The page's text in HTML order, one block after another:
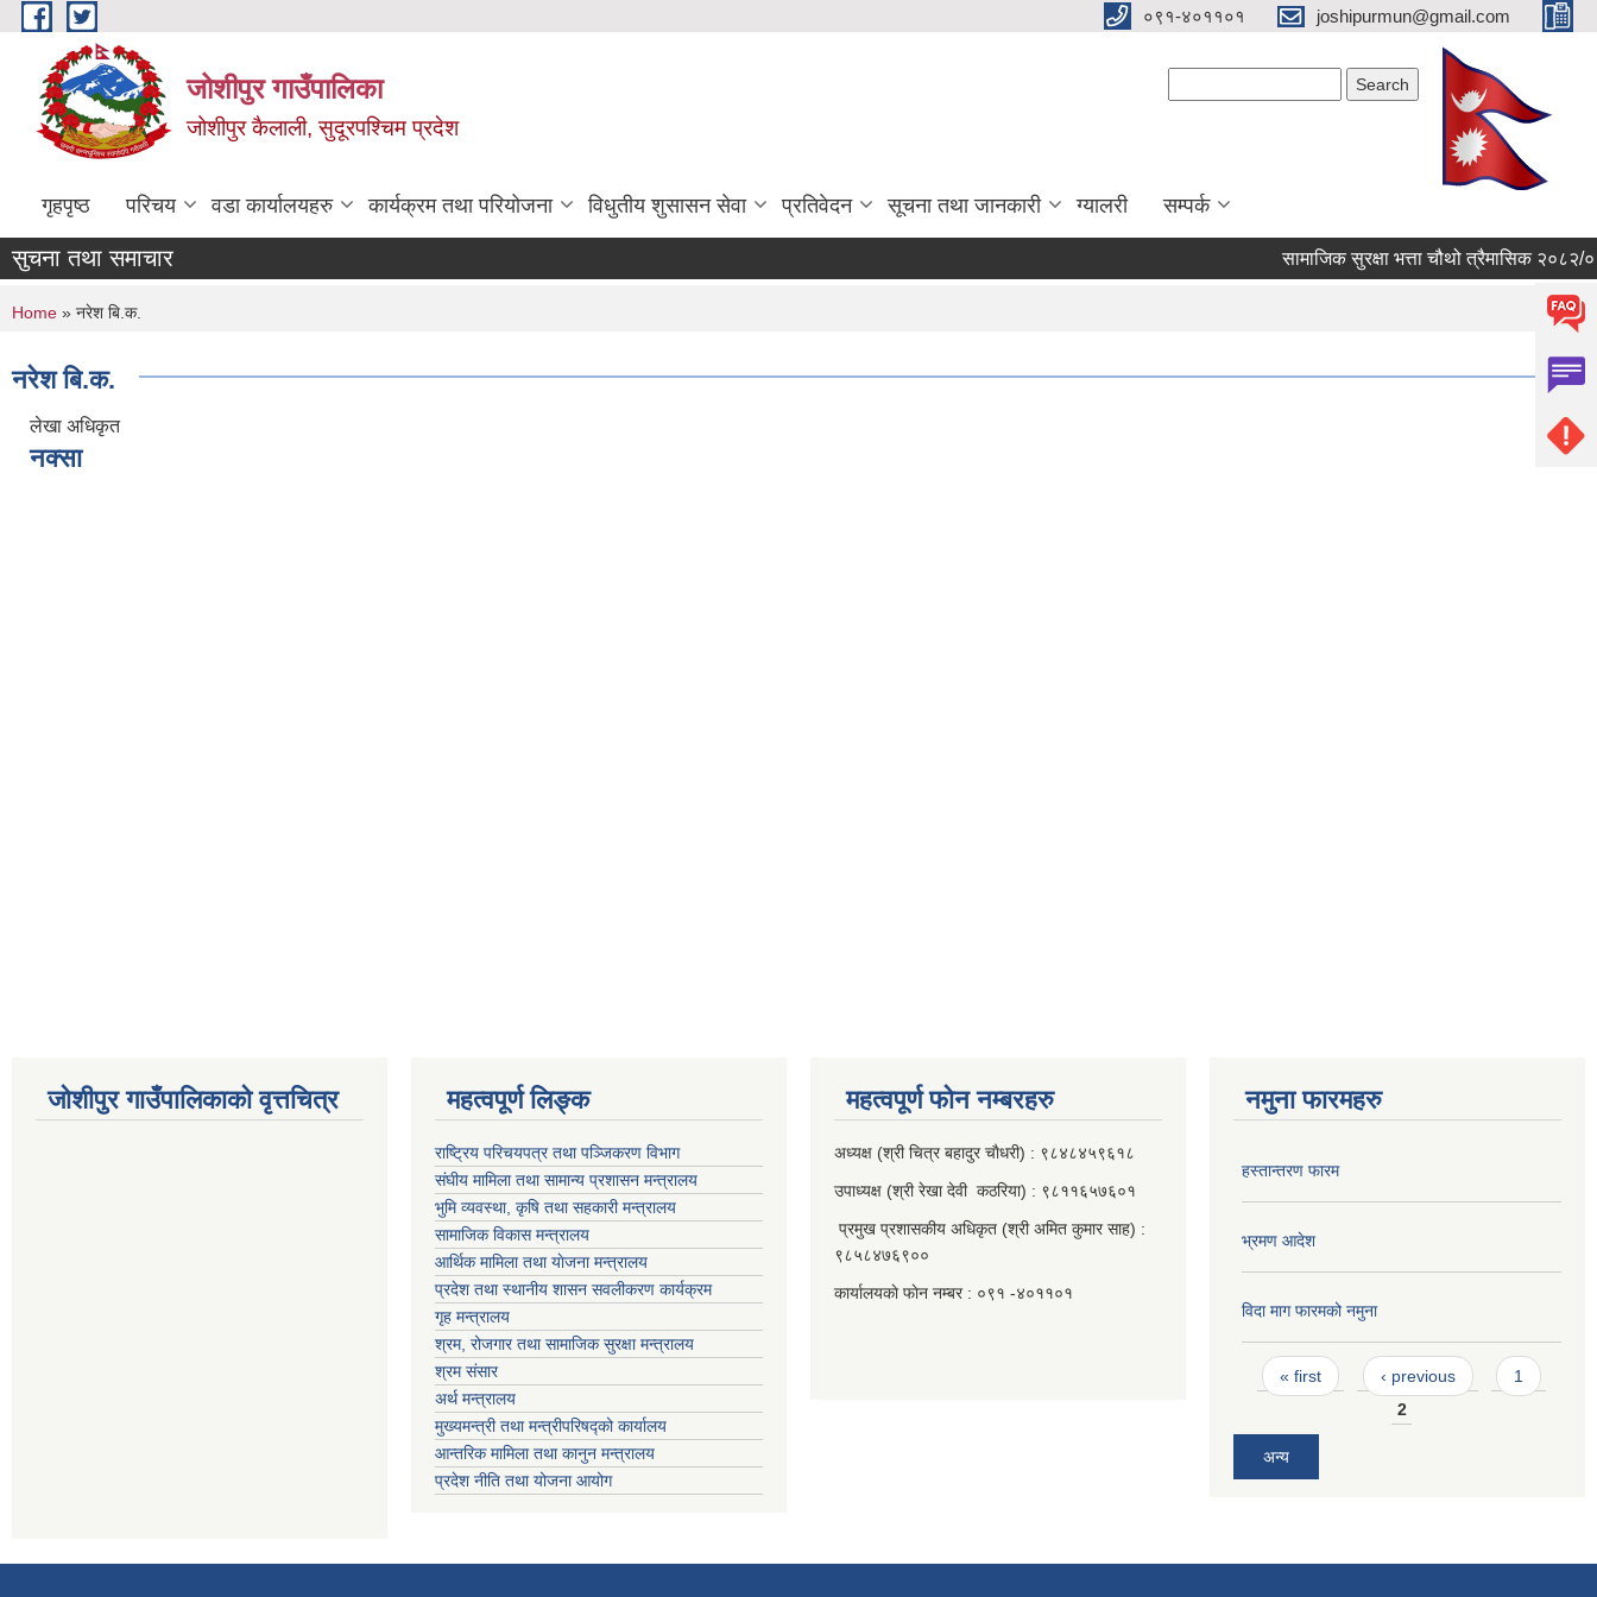
Skip to main content ०९१-४०११०१ joshipurmun@gmail.com
जोशीपुर गाउँपालिका
जोशीपुर कैलाली, सुदूरपश्चिम प्रदेश
गृहपृष्ठ परिचय वडा कार्यालयहरु कार्यक्रम तथा परियोजना विधुतीय शुसासन सेवा प्रतिवेदन सूचना तथा जानकारी ग्यालरी सम्पर्क
सुचना तथा समाचार सामाजिक सुरक्षा भत्ता चौथो त्रैमासिक २०८२/
You are here
Home » नरेश बि.क.
नरेश बि.क.
लेखा अधिकृत
नक्सा
जोशीपुर गाउँपालिकाको वृत्तचित्र महत्वपूर्ण लि‍‍‍‍‍‌ङ्क
राष्ट्रिय परिचयपत्र तथा पञ्जिकरण विभाग
संघीय मामिला तथा सामान्य प्रशासन मन्त्रालय
भुमि व्यवस्था, कृषि तथा सहकारी मन्त्रालय
सामाजिक विकास मन्त्रालय
आर्थिक मामिला तथा याेजना मन्त्रालय
प्रदेश तथा स्थानीय शासन सवलीकरण कार्यक्रम
गृह मन्त्रालय
श्रम, रोजगार तथा सामाजिक सुरक्षा मन्त्रालय
श्रम संसार
अर्थ मन्त्रालय
मुख्यमन्त्री तथा मन्त्रीपरिषद्को कार्यालय
आन्तरिक मामिला तथा कानुन मन्त्रालय
प्रदेश नीति तथा योजना आयोग
महत्वपूर्ण फाेन नम्बरहरु
अध्यक्ष (श्री चित्र बहादुर चाैधरी) : ९८४८४५९६१८
उपाध्यक्ष (श्री रेखा देवी कठरिया) : ९८११६५७६०१
प्रमुख प्रशासकीय अधिकृत (श्री अमित कुमार साह) :
९८५८४७६९००
कार्यालयकाे फाेन नम्बर : ०९१ -४०११०१
नमुना फारमहरु
हस्तान्तरण फारम
भ्रमण आदेश
विदा माग फारमको नमुना
Pages
« first ‹ previous
1
2
अन्य